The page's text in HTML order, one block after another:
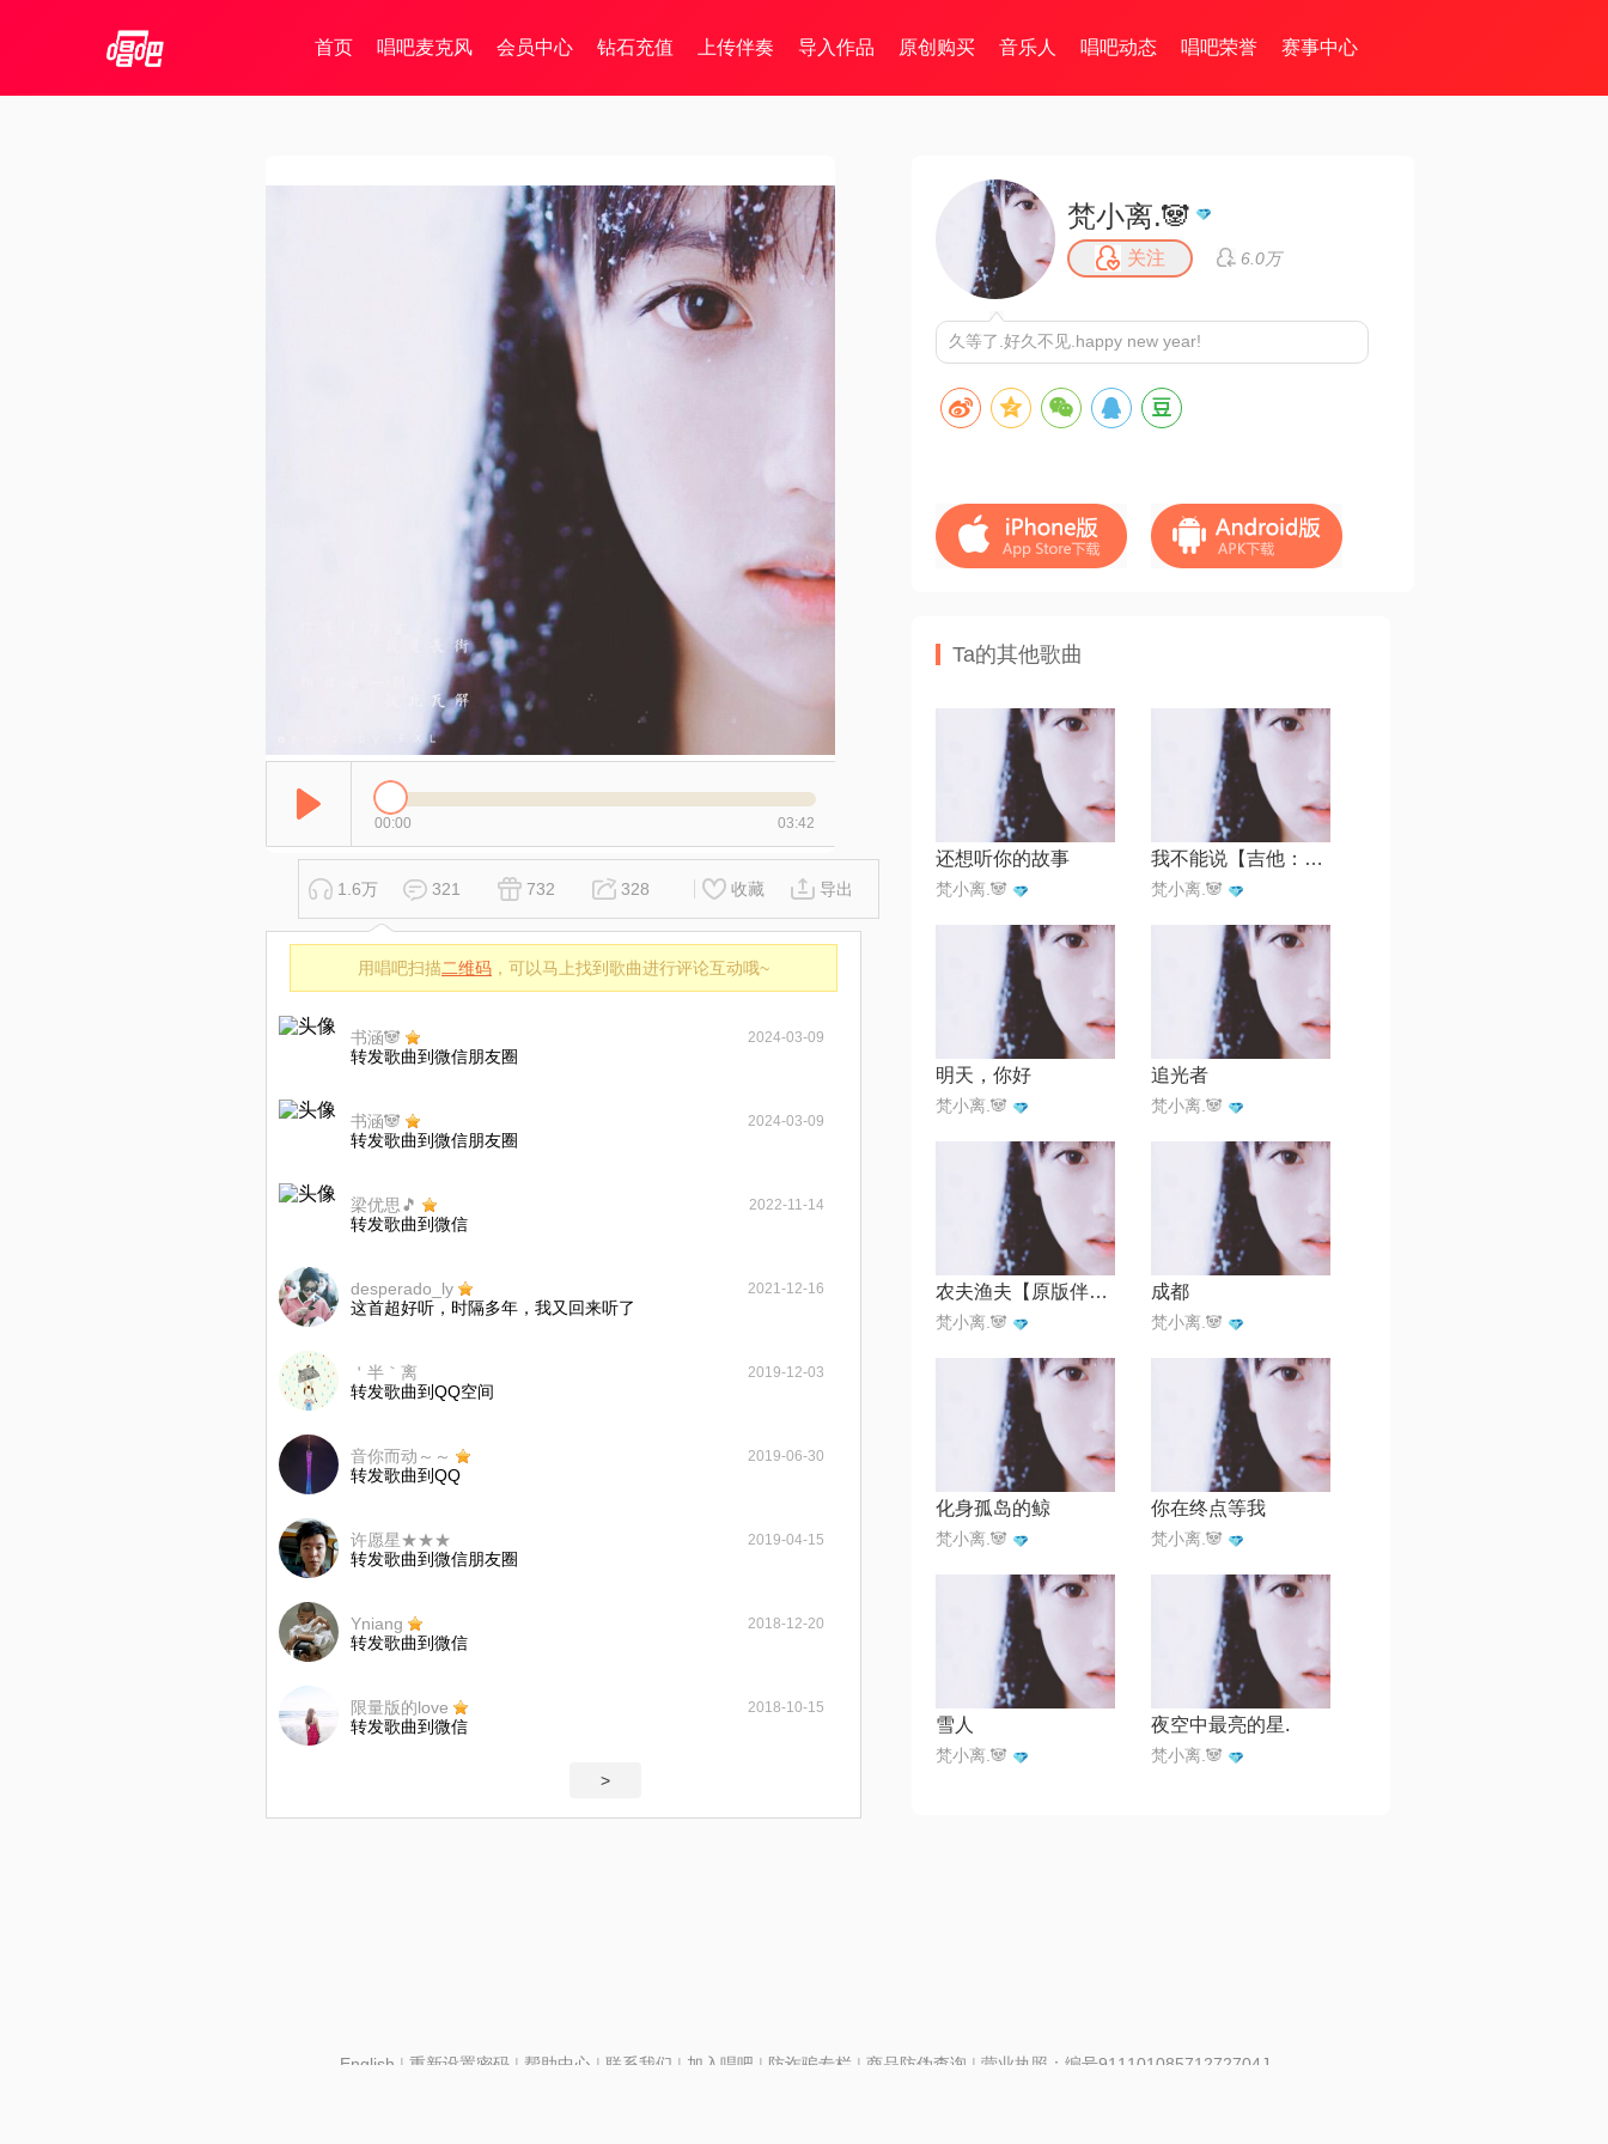
首页 唱吧麦克风 会员中心 钻石充值 上传伴奏 导入作品 原创购买 音乐人 唱吧动态 唱吧荣誉 赛事中心
00:00 03:42
1.6万 321 732 328 收藏 导出
用唱吧扫描二维码 ，可以马上找到歌曲进行评论互动哦~
书涵🐼 2024-03-09
转发歌曲到微信朋友圈
书涵🐼 2024-03-09
转发歌曲到微信朋友圈
梁优思🎵 2022-11-14
转发歌曲到微信
desperado_ly 2021-12-16
这首超好听，时隔多年，我又回来听了
＇半｀离 2019-12-03
转发歌曲到QQ空间
音你而动～～ 2019-06-30
转发歌曲到QQ
许愿星★★★ 2019-04-15
转发歌曲到微信朋友圈
Yniang 2018-12-20
转发歌曲到微信
限量版的love 2018-10-15
转发歌曲到微信
>
梵小离.🐼
关注 6.0万
久等了.好久不见.happy new year!
Ta的其他歌曲
还想听你的故事
梵小离.🐼
我不能说【吉他：泼猴】
梵小离.🐼
明天，你好
梵小离.🐼
追光者
梵小离.🐼
农夫渔夫【原版伴奏】
梵小离.🐼
成都
梵小离.🐼
化身孤岛的鲸
梵小离.🐼
你在终点等我
梵小离.🐼
雪人
梵小离.🐼
夜空中最亮的星.
梵小离.🐼
English | 重新设置密码| 帮助中心 | 联系我们 | 加入唱吧 | 防诈骗专栏 | 商品防伪查询 | 营业执照：编号91110108571272704J